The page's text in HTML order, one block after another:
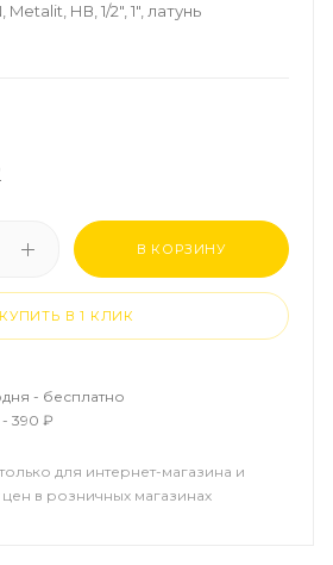
НВ, 1/2", 1", латунь
В КОРЗИНУ
КУПИТЬ В 1 КЛИК
- бесплатно
- 390 ₽
для интернет-магазина и
цен в розничных магазинах